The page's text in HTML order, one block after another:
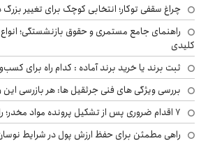
چراغ سقفی توکار؛ انتخابی کوچک برای تغییر
راهنمای جامع مستمری و حقوق بازنشستگی؛
کلیدی
ثبت برند یا خرید برند آماده : کدام راه برای
بررسی ویژگی های فنی جرثقیل ها: هر بازرسی این
۷ اقدام ضروری پس از تشکیل پرونده مواد مخدر؛ راهنمای خانواده‌ها
راهی مطمئن برای حفظ ارزش پول در شرایط